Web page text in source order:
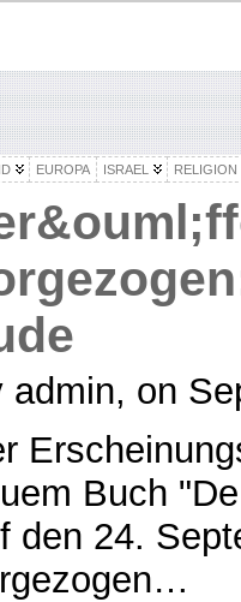
EUROPA ISRAEL RELIGION
admin, on
Buch
den 24.